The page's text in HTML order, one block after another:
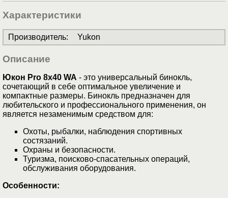
Характеристики
Производитель: Yukon
Описание
Юкон Pro 8x40 WA - это универсальный бинокль,
сочетающий в себе оптимальное увеличение и
компактные размеры. Бинокль предназначен для
любительского и профессионального применения, он
является незаменимым средством для:
Охоты, рыбалки, наблюдения спортивных
состязаний.
Охраны и безопасности.
Туризма, поисково-спасательных операций,
обслуживания оборудования.
Особенности: